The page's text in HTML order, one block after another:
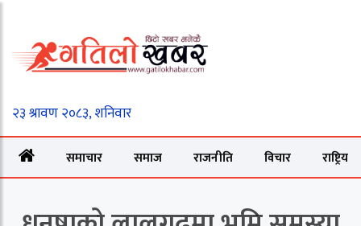
समाचार समाज राजनीति विचार राष्ट्रिय